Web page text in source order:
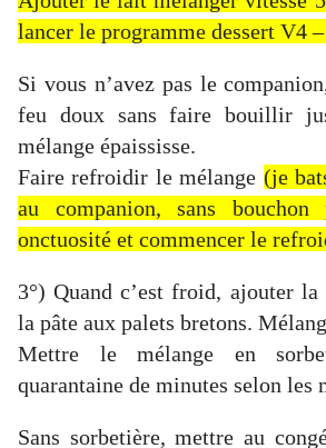
lancer le programme dessert V4
Si vous n’avez pas le
feu doux sans faire bouillir
mélange épaississe.
Faire refroidir le mélange (je
au companion, sans bouchon
onctuosité et commencer le
3°) Quand c’est froid, ajouter la
la pâte aux palets bretons.
Mettre le mélange en
quarantaine de minutes selon les
Sans sorbetière, mettre au